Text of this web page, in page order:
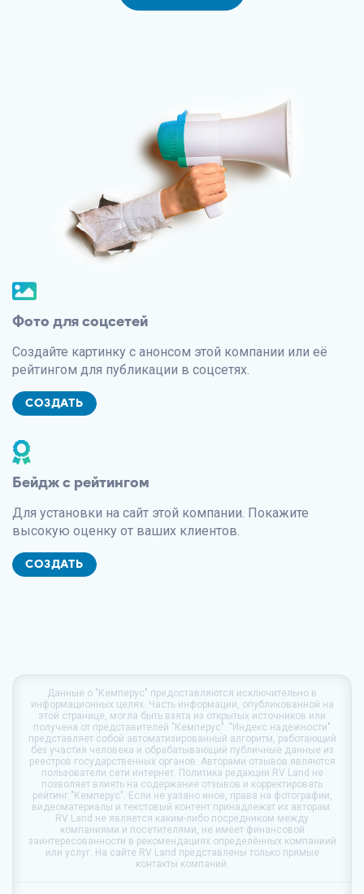
Фото для соцсетей
Создайте картинку с анонсом этой компании или её
рейтингом для публикации в соцсетях.
СОЗДАТЬ
Бейдж с рейтингом
Для установки на сайт этой компании. Покажите
высокую оценку от ваших клиентов.
СОЗДАТЬ
Данные о "Кемперус" предоставляются исключительно в
информационных целях. Часть информации, опубликованной на
этой странице, могла быть взята из открытых источников или
получена от представителей "Кемперус". "Индекс надежности"
представляет собой автоматизированный алгоритм, работающий
без участия человека и обрабатывающий публичные данные из
реестров государственных органов. Авторами отзывов являются
пользователи сети интернет. Политика редакции RV Land не
позволяет влиять на содержание отзывов и корректировать
рейтинг "Кемперус". Если не уазано иное, права на фотографии,
видеоматериалы и текстовый контент принадлежат их авторам.
RV Land не является каким-либо посредником между
компаниями и посетителями, не имеет финансовой
заинтересованности в рекомендациях определённых компаниий
или услуг. На сайте RV Land представлены только прямые
контакты компаний.